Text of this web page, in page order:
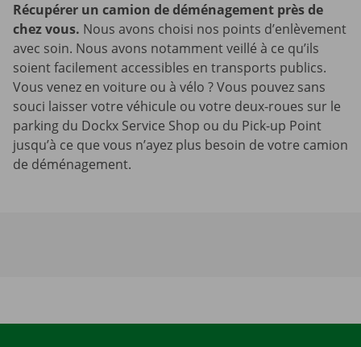
Récupérer un camion de déménagement près de
chez vous. Nous avons choisi nos points d’enlèvement
avec soin. Nous avons notamment veillé à ce qu’ils
soient facilement accessibles en transports publics.
Vous venez en voiture ou à vélo ? Vous pouvez sans
souci laisser votre véhicule ou votre deux-roues sur le
parking du Dockx Service Shop ou du Pick-up Point
jusqu’à ce que vous n’ayez plus besoin de votre camion
de déménagement.